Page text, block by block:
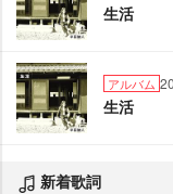
生活
アルバム
生活
新着歌詞